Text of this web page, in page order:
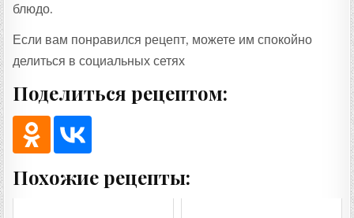
блюдо.
Если вам понравился рецепт, можете им спокойно
делиться в социальных сетях
Поделиться рецептом:
Похожие рецепты: